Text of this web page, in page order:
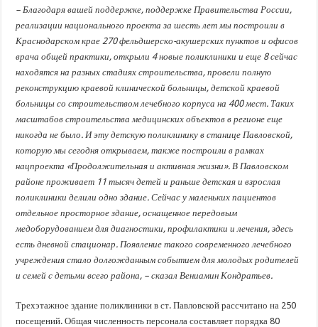
– Благодаря вашей поддержке, поддержке Правительства России,
реализации национального проекта за шесть лет мы построили в
Краснодарском крае 270 фельдшерско-акушерских пунктов и офисов
врача общей практики, открыли 4 новые поликлиники и еще 8 сейчас
находятся на разных стадиях строительства, провели полную
реконструкцию краевой клинической больницы, детской краевой
больницы со строительством лечебного корпуса на 400 мест. Таких
масштабов строительства медицинских объектов в регионе еще
никогда не было. И эту детскую поликлинику в станице Павловской,
которую мы сегодня открываем, также построили в рамках
нацпроекта «Продолжительная и активная жизни». В Павловском
районе проживает 11 тысяч детей и раньше детская и взрослая
поликлиники делили одно здание. Сейчас у маленьких пациентов
отдельное просторное здание, оснащенное передовым
медоборудованием для диагностики, профилактики и лечения, здесь
есть дневной стационар. Появление такого современного лечебного
учреждения стало долгожданным событием для молодых родителей
и семей с детьми всего района, – сказал Вениамин Кондратьев.
Трехэтажное здание поликлиники в ст. Павловской рассчитано на 250
посещений. Общая численность персонала составляет порядка 80